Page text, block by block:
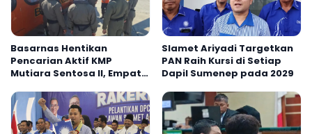
Basarnas Hentikan
Pencarian Aktif KMP
Mutiara Sentosa II, Empat
Slamet Ariyadi Targetkan
PAN Raih Kursi di Setiap
Dapil Sumenep pada 2029